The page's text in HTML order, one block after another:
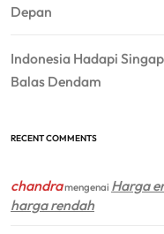
Depan
Indonesia Hadapi
Balas Dendam
RECENT COMMENTS
chandramengenai Harga
harga rendah